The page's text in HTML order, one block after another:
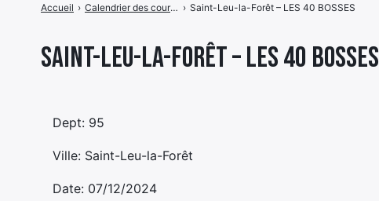
Saint-Leu-la-Forêt – LES 40 BOSSES
Accueil › Calendrier des courses › Saint-Leu-la-Forêt – LES 40 BOSSES
Dept: 95
Ville: Saint-Leu-la-Forêt
Date: 07/12/2024